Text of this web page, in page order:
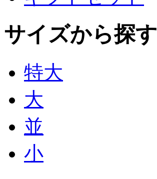
サイズから探す
特大
大
並
小